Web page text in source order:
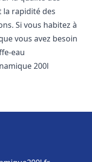
la rapidité des
Si vous habitez à
vous avez besoin
eau
200l